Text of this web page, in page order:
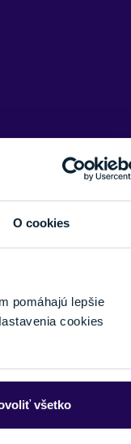
O cookies
pomáhajú lepšie
cookies
všetko